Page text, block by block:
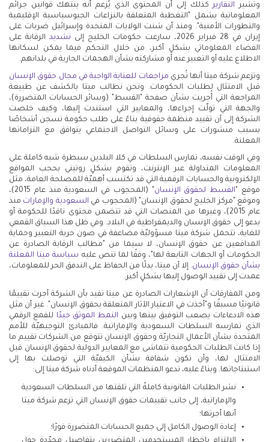
وتشير التقارير كذلك إلى أن المحتوى الذي يُزعم أنه ينتهك قوانين جرائم
المعلوماتية يشمل "التغطية المتعلقة بالنزاعات الجيوسياسية الإقليمية
والتطورات الأمنية". ومنذ أن شنت الولايات المتحدة وإسرائيل ضربات على
إيران في 28 فبراير 2026، سارعت حكومات الخليج إلى
تشديدالرقابة على
الفضاء المعلوماتي بشكلٍ أكبر، من خلال التحكم فيما يمكن لسكانها
الاطلاع عليه أو التعبير عنه أو مشاركته بشأن الهجمات الجارية في بلدانهم.
وتزعم شركة ميتا أنها تُجري مراجعات للعناية الواجبة في مجال حقوق الإنسان
قبل الامتثال لطلبات الحكومات. ونحن نطالب ميتا بالكشف عن طبيعة
المراجعة التي أُجريت بشأن صفحة "القسط" (وسائر الحسابات المتضررة)،
والجهة التي تولّت إجراءها، والمعايير التي استندت إليها، وكيف خلصت
الشركة إلى أن تقييد منظمة حقوقية بناءً على طلب حكومة تسجن أشخاصًا
بسبب منشورات على وسائل التواصل الاجتماعي يتوافق مع التزاماتها
المعلنة.
وفي الوقت نفسه، تمارس السلطات في كلا البلدين سيطرة شبه كاملة على
المعلومات المتداولة عبر الإنترنت، وتقوم بشكلٍ روتيني بحجب المواقع
الإلكترونية والحسابات الرقمية التي قد تكتسب أهميّة للمصلحة العامة، مثل
موقع " القسط لحقوق الإنسان
" (المحجوب في السعودية منذ عام 2015)،
وموقع "مركز الخليج لحقوق الإنسان" (المحجوب في السعودية والإمارات منذ
عام 2015)، وغيرها من المنصات التي قد تتضمن محتوى ناقدًا للحكومة أو
يدعو إلى حقوق الإنسان والديمقراطية في البلاد. وفي ظل هذا السياق القمعي
للغاية، تتحمل شركة ميتا مسؤوليّة مضاعفة في صون حرية التعبير وحماية
المدافعين عن حقوق الإنسان، لا سيما من "مطالب الرقابة الصادرة عن
الحكومات أو الجهات التابعة لها"، وفقًا لما تنص عليه سياسة ميتا المعلنة
بشأن حقوق الإنسان. إلا أن ميتا، بدلًا من الحفاظ على التدفق الحر للمعلومات،
عمدت إلى تقييد الوصول إليها بشكلٍ أكبر.
ومن المفارقات أن الإشعارات الصادرة عن ميتا تفيد بأن الشركة أجرت تقييمًا
قانونيًا مسبقًا و"أخذت في الاعتبار الآثار المتعلقة بحقوق الإنسان". غير أن مثل
هذه الادعاءات يصعب التوفيق بينها وبين النمط الموثق جيدًا للقمع الرقمي
الذي تمارسه السلطات السعودية والإماراتية. فالمبادئ التوجيهيّة للأمم
المتحدة بشأن الأعمال التجاريّة وحقوق الإنسان تتوقع من الشركات تقييم ما
إذا كانت الطلبات الحكومية تتماشى مع المعايير الدولية لحقوق الإنسان قبل
الامتثال لها، وأن تكون شفافة بشأن الكيفيّة التي توصلت بها إلى
استنتاجاتها. وبناءً عليه، تدعو المنظمات الموقعة أدناه شركة ميتا إلى:
نشر الطلبات القانونية كاملةً التي تلقتها من السلطات السعودية
والإماراتية، إلى جانب تقييمات حقوق الإنسان التي تزعم شركة ميتا
أنها أجرتها؛
إعادة الوصول الكامل إلى جميع الحسابات المتضررة فورًا؛